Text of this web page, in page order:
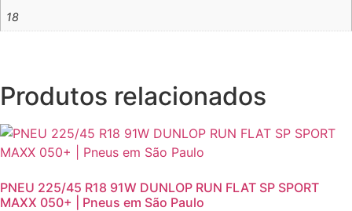
18
Produtos relacionados
PNEU 225/45 R18 91W DUNLOP RUN FLAT SP SPORT
MAXX 050+ | Pneus em São Paulo